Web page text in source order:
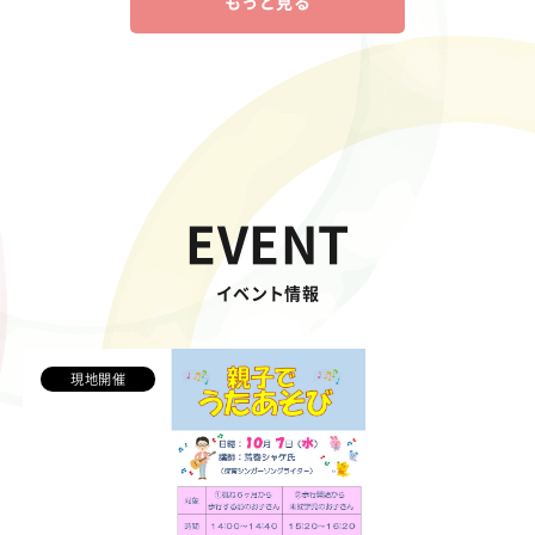
EVENT
イベント情報
現地開催